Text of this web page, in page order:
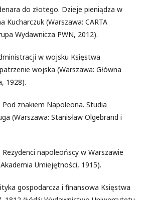
do złotego. Dzieje pieniądza w
Kucharczuk (Warszawa: CARTA
Wydawnicza PWN, 2012).
w wojsku Księstwa
wojska (Warszawa: Główna
1928).
znakiem Napoleona. Studia
(Warszawa: Stanisław Olgebrand i
napoleońscy w Warszawie
Umiejętności, 1915).
gospodarcza i finansowa Księstwa